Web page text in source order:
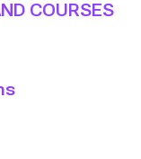
COURSES